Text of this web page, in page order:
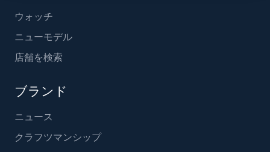
ウォッチ
ニューモデル
店舗を検索
ブランド
ニュース
クラフツマンシップ